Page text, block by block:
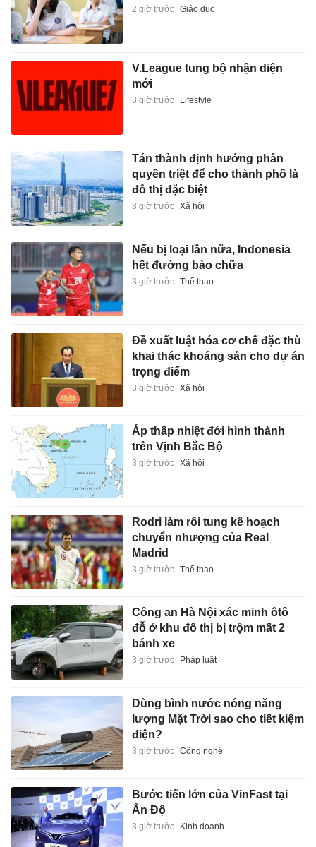
2 giờ trước Giáo dục
V.League tung bộ nhận diện
mới
3 giờ trước Lifestyle
Tán thành định hướng phân
quyền triệt để cho thành phố là
đô thị đặc biệt
3 giờ trước Xã hội
Nếu bị loại lần nữa, Indonesia
hết đường bào chữa
3 giờ trước Thể thao
Đề xuất luật hóa cơ chế đặc thù
khai thác khoáng sản cho dự án
trọng điểm
3 giờ trước Xã hội
Áp thấp nhiệt đới hình thành
trên Vịnh Bắc Bộ
3 giờ trước Xã hội
Rodri làm rối tung kế hoạch
chuyển nhượng của Real
Madrid
3 giờ trước Thể thao
Công an Hà Nội xác minh ôtô
đỗ ở khu đô thị bị trộm mất 2
bánh xe
3 giờ trước Pháp luật
Dùng bình nước nóng năng
lượng Mặt Trời sao cho tiết kiệm
điện?
3 giờ trước Công nghệ
Bước tiến lớn của VinFast tại
Ấn Độ
3 giờ trước Kinh doanh